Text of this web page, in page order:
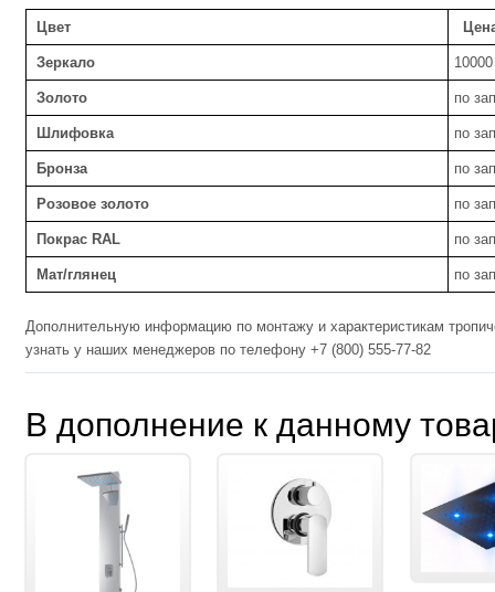
Цвет
Зеркало 10000
Золото по
Шлифовка по
Бронза по
Розовое золото по
Покрас RAL по
Мат/глянец по
Дополнительную информацию по монтажу и характеристикам
узнать у наших менеджеров по телефону +7 (800) 555-77-82
В дополнение к данному